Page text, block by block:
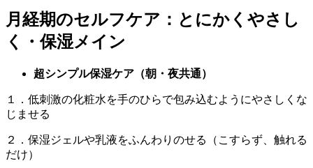
月経期のセルフケア：とにかくやさし
く・保湿メイン
超シンプル保湿ケア（朝・夜共通）
１．低刺激の化粧水を手のひらで包み込むようにやさしくな
じませる
２．保湿ジェルや乳液をふんわりのせる（こすらず、触れる
だけ）